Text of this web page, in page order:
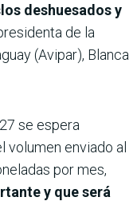
deshuesados y
de la
(Avipar), Blanca
se espera
volumen enviado al
por mes,
y que será